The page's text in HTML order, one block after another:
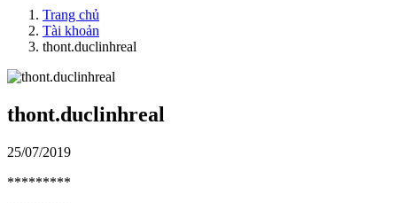
Trang chủ
Tài khoản
thont.duclinhreal
thont.duclinhreal
25/07/2019
*********